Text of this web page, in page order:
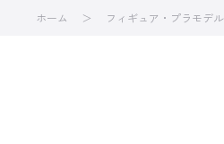
ホーム フィギュア・プラモデル